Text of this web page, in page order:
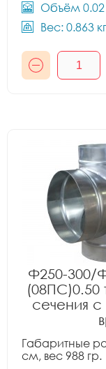
Объём
Вес: 0.863
Ф250-300/
(08ПС)0.50
сечения
Габаритные
см, вес 988 гр.